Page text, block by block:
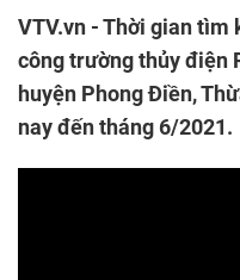
VTV.vn - Thời gian
công trường thủy điện
huyện Phong Điền,
nay đến tháng 6/2021.